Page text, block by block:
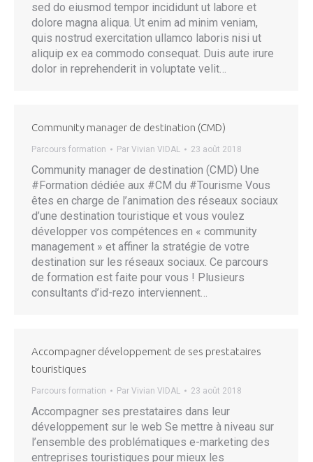
sed do eiusmod tempor incididunt ut labore et
dolore magna aliqua. Ut enim ad minim veniam,
quis nostrud exercitation ullamco laboris nisi ut
aliquip ex ea commodo consequat. Duis aute irure
dolor in reprehenderit in voluptate velit…
Community manager de destination (CMD)
Parcours formation Par Vivian VIDAL 23 août 2018
Community manager de destination (CMD) Une
#Formation dédiée aux #CM du #Tourisme Vous
êtes en charge de l’animation des réseaux sociaux
d’une destination touristique et vous voulez
développer vos compétences en « community
management » et affiner la stratégie de votre
destination sur les réseaux sociaux. Ce parcours
de formation est faite pour vous ! Plusieurs
consultants d’id-rezo interviennent…
Accompagner développement de ses prestataires
touristiques
Parcours formation Par Vivian VIDAL 23 août 2018
Accompagner ses prestataires dans leur
développement sur le web Se mettre à niveau sur
l’ensemble des problématiques e-marketing des
entreprises touristiques pour mieux les